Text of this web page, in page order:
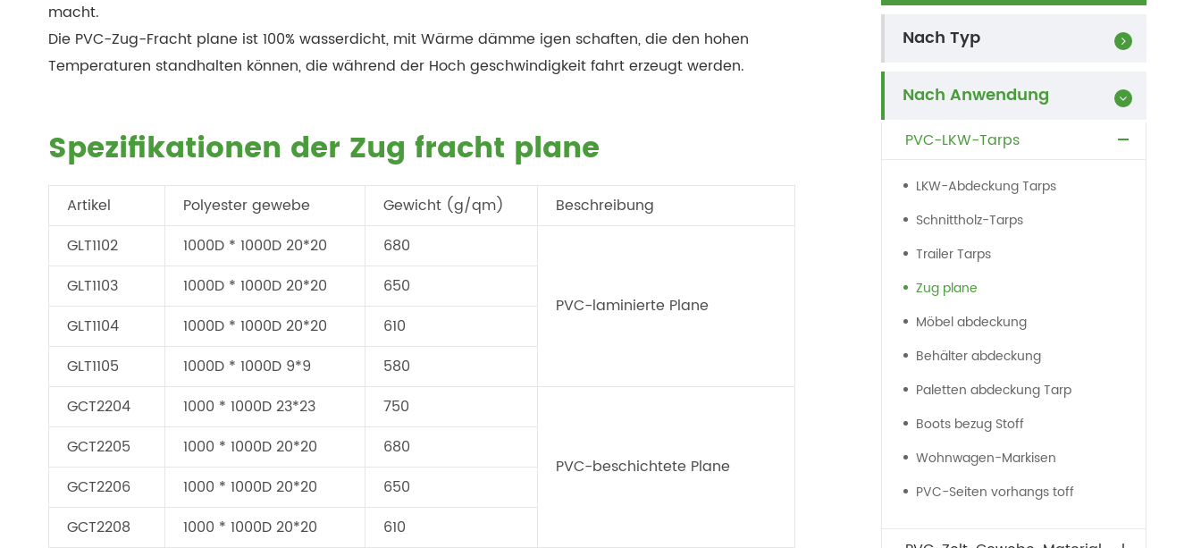
macht.
Die PVC-Zug-Fracht plane ist 100% wasserdicht, mit Wärme dämme igen schaften, die den hohen
Temperaturen standhalten können, die während der Hoch geschwindigkeit fahrt erzeugt werden.
Spezifikationen der Zug fracht plane
Artikel Polyester gewebe Gewicht (g/qm)
Beschreibung
GLT1102
1000D * 1000D 20*20 680
PVC-laminierte Plane
GLT1103 1000D * 1000D 20*20
650
GLT1104
1000D * 1000D 20*20
610
GLT1105
1000D * 1000D 9*9
580
GCT2204
1000 * 1000D 23*23 750
PVC-beschichtete Plane
GCT2205 1000 * 1000D 20*20
680
GCT2206
1000 * 1000D 20*20
650
GCT2208
1000 * 1000D 20*20
610
Nach Typ
Nach Anwendung
PVC-LKW-Tarps
LKW-Abdeckung Tarps
Schnittholz-Tarps
Trailer Tarps
Zug plane
Möbel abdeckung
Behälter abdeckung
Paletten abdeckung Tarp
Boots bezug Stoff
Wohnwagen-Markisen
PVC-Seiten vorhangs toff